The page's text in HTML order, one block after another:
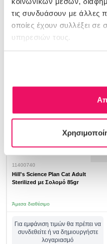
τις συνδυάσουν με άλλες
οποίες έχουν συλλέξει
υπηρεσιών τους.
Για εμφάνιση τιμών θα πρέπει να
συνδεθείτε ή να δημιουργήστε
λογαριασμό
11400740
Hill's Science Plan Cat Adult
Sterilized με Σολομό 85gr
Άμεσα διαθέσιμο
Για εμφάνιση τιμών θα πρέπει να
συνδεθείτε ή να δημιουργήστε
λογαριασμό